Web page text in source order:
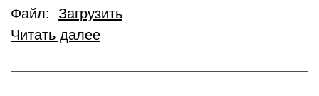
Файл: Загрузить
Читать далее